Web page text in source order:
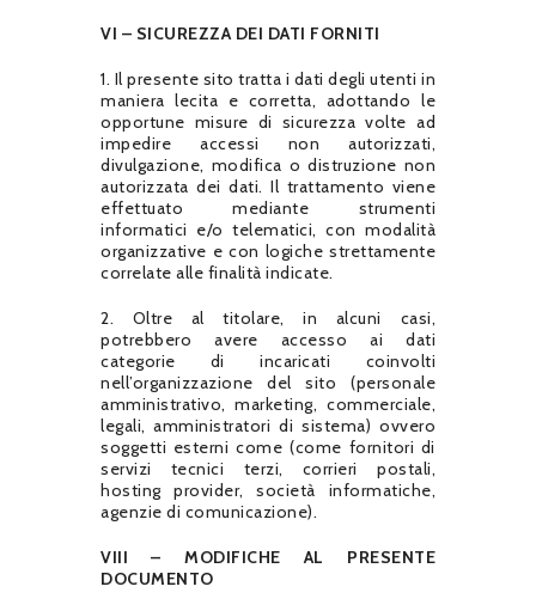
VI – SICUREZZA DEI DATI FORNITI
1. Il presente sito tratta i dati degli utenti in
maniera lecita e corretta, adottando le
opportune misure di sicurezza volte ad
impedire accessi non autorizzati,
divulgazione, modifica o distruzione non
autorizzata dei dati. Il trattamento viene
effettuato mediante strumenti
informatici e/o telematici, con modalità
organizzative e con logiche strettamente
correlate alle finalità indicate.
2. Oltre al titolare, in alcuni casi,
potrebbero avere accesso ai dati
categorie di incaricati coinvolti
nell’organizzazione del sito (personale
amministrativo, marketing, commerciale,
legali, amministratori di sistema) ovvero
soggetti esterni come (come fornitori di
servizi tecnici terzi, corrieri postali,
hosting provider, società informatiche,
agenzie di comunicazione).
VIII – MODIFICHE AL PRESENTE
DOCUMENTO